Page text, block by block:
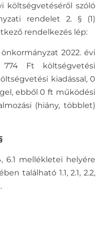
költségvetéséről szóló
rendelet 2. § (1)
rendelkezés lép:
2022. évi
774 Ft költségvetési
kiadással, 0
ebből 0 ft működési
(hiány, többlet)
6.1 mellékletei helyére
található 1.1, 2.1, 2.2,